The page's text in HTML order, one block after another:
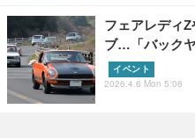
フェアレディ
ブ…「バック
イベント
2026.4.6 Mon 5:06